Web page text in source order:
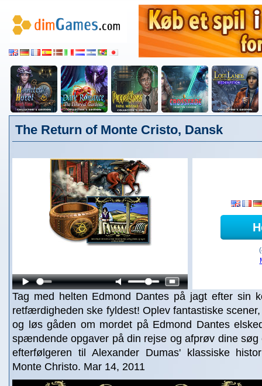
The Return of Monte Cristo, Dansk
Tag med helten Edmond Dantes på jagt efter sin
retfærdigheden ske fyldest! Oplev fantastiske
og løs gåden om mordet på Edmond Dantes
spændende opgaver på din rejse og afprøv dine søg
efterfølgeren til Alexander Dumas' klassiske
Monte Christo. Mar 14, 2011